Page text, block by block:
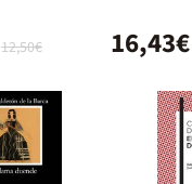
12,50€ 16,43€